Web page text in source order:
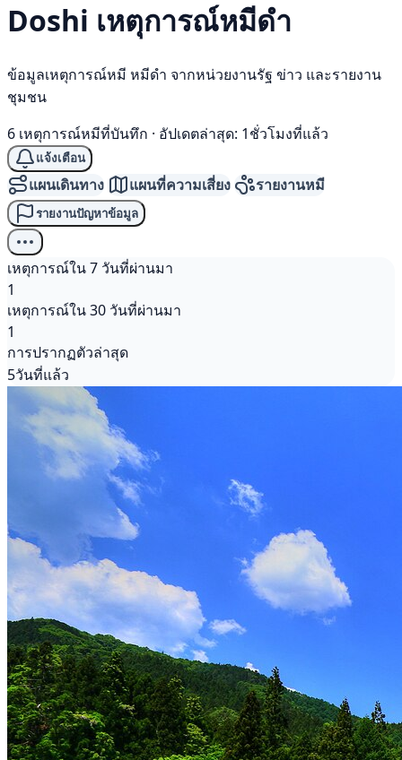
Doshi เหตุการณ์หมีดำ
ข้อมูลเหตุการณ์หมี หมีดำ จากหน่วยงานรัฐ ข่าว และรายงาน
ชุมชน
6 เหตุการณ์หมีที่บันทึก · อัปเดตล่าสุด: 1ชั่วโมงที่แล้ว
แจ้งเตือน
แผนเดินทาง แผนที่ความเสี่ยง รายงานหมี
รายงานปัญหาข้อมูล
เหตุการณ์ใน 7 วันที่ผ่านมา
1
เหตุการณ์ใน 30 วันที่ผ่านมา
1
การปรากฏตัวล่าสุด
5วันที่แล้ว